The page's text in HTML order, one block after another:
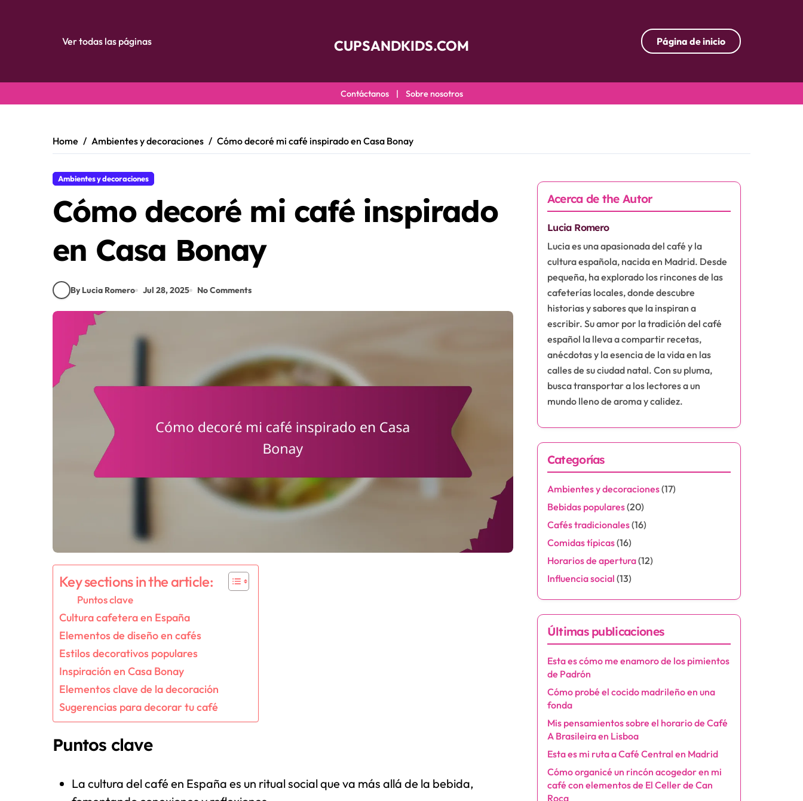
Ver todas las páginas CUPSANDKIDS.COM Página de inicio
Contáctanos | Sobre nosotros
Home Ambientes y decoraciones Cómo decoré mi café inspirado en Casa Bonay
Ambientes y decoraciones
Cómo decoré mi café inspirado
en Casa Bonay
By Lucia Romero Jul 28, 2025 No Comments
Key sections in the article:
Puntos clave
Cultura cafetera en España
Elementos de diseño en cafés
Estilos decorativos populares
Inspiración en Casa Bonay
Elementos clave de la decoración
Sugerencias para decorar tu café
Puntos clave
La cultura del café en España es un ritual social que va más allá de la bebida,
Acerca de the Autor
Lucia Romero
Lucia es una apasionada del café y la
cultura española, nacida en Madrid. Desde
pequeña, ha explorado los rincones de las
cafeterías locales, donde descubre
historias y sabores que la inspiran a
escribir. Su amor por la tradición del café
español la lleva a compartir recetas,
anécdotas y la esencia de la vida en las
calles de su ciudad natal. Con su pluma,
busca transportar a los lectores a un
mundo lleno de aroma y calidez.
Categorías
Ambientes y decoraciones(17)
Bebidas populares(20)
Cafés tradicionales(16)
Comidas típicas(16)
Horarios de apertura(12)
Influencia social (13)
Últimas publicaciones
Esta es cómo me enamoro de los pimientos
de Padrón
Cómo probé el cocido madrileño en una
fonda
Mis pensamientos sobre el horario de Café
A Brasileira en Lisboa
Esta es mi ruta a Café Central en Madrid
Cómo organicé un rincón acogedor en mi
café con elementos de El Celler de Can
Roca